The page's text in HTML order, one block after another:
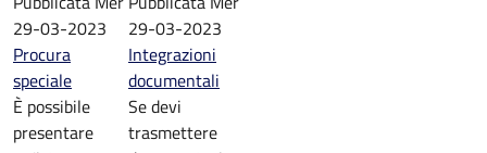
29-03-2023
Procura
speciale
È possibile
presentare
29-03-2023
Integrazioni
documentali
Se devi
trasmettere